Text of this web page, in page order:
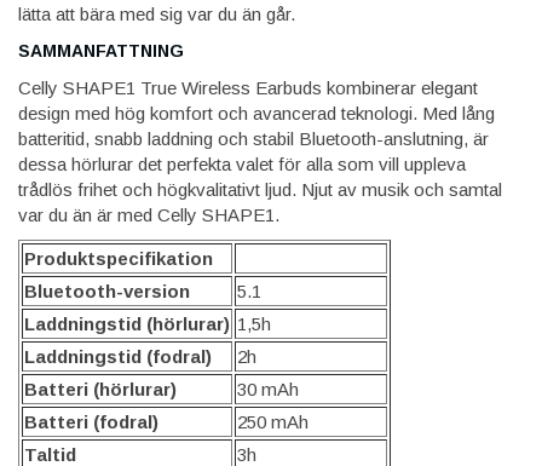
lätta att bära med sig var du än går.
SAMMANFATTNING
Celly SHAPE1 True Wireless Earbuds kombinerar elegant
design med hög komfort och avancerad teknologi. Med lång
batteritid, snabb laddning och stabil Bluetooth-anslutning, är
dessa hörlurar det perfekta valet för alla som vill uppleva
trådlös frihet och högkvalitativt ljud. Njut av musik och samtal
var du än är med Celly SHAPE1.
Produktspecifikation
Bluetooth-version
5.1
Laddningstid (hörlurar) 1,5h
Laddningstid (fodral)
2h
Batteri (hörlurar)
30 mAh
Batteri (fodral)
250 mAh
Taltid
3h